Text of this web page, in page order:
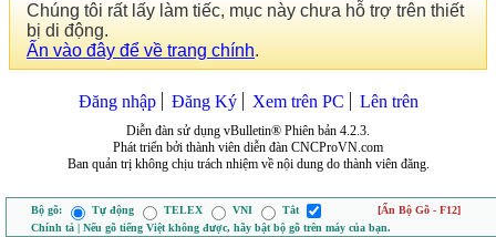
Chúng tôi rất lấy làm tiếc, mục này chưa hỗ trợ trên thiết
bị di động.
Ấn vào đây để về trang chính.
Đăng nhập Đăng Ký Xem trên PC Lên trên
Diễn đàn sử dụng vBulletin® Phiên bản 4.2.3.
Phát triển bởi thành viên diễn đàn CNCProVN.com
Ban quản trị không chịu trách nhiệm về nội dung do thành viên đăng.
Bộ gõ: Tự động TELEX VNI Tắt
[Ẩn Bộ Gõ - F12]
Chính tả | Nếu gõ tiếng Việt không được, hãy bật bộ gõ trên máy của bạn.